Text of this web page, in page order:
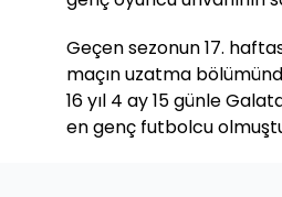
Geçen sezonun 17.
maçın uzatma
16 yıl 4 ay 15 günle
en genç futbolcu